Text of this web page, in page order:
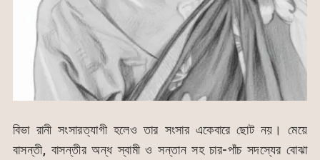
বিভা রানী সংসারত্যাগী হলেও তার সংসার একেবারে ছোট নয়। মেয়ে
বাসন্তী, বাসন্তীর অন্ধ স্বামী ও সন্তান সহ চার-পাঁচ সদস্যের বোঝা